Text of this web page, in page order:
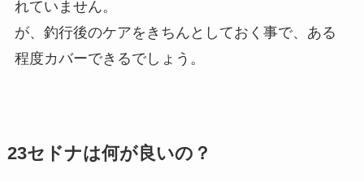
れていません。
が、釣行後のケアをきちんとしておく事で、ある
程度カバーできるでしょう。
23セドナは何が良いの？